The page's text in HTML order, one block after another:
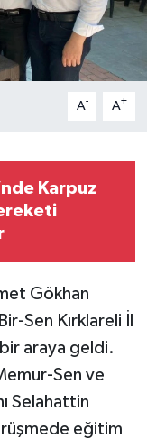
A- A+
Karpuz
Gökhan
Sen Kırklareli İl
araya geldi.
Sen ve
Selahattin
eğitim